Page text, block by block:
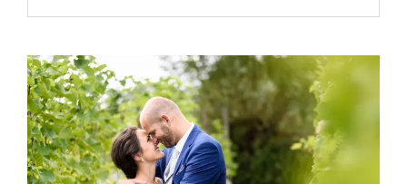
DE
VAN
EEN
BRUILOFT
PHOTOBOOTH